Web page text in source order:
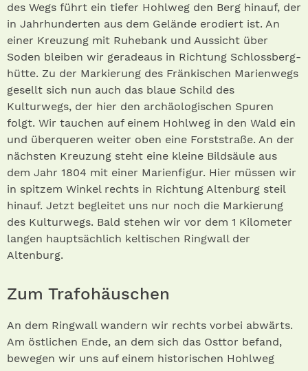
des Wegs führt ein tiefer Hohlweg den Berg hinauf, der
in Jahrhunderten aus dem Gelände erodiert ist. An
einer Kreuzung mit Ruhebank und Aussicht über
Soden bleiben wir geradeaus in Richtung Schlossberg­
hütte. Zu der Markierung des Fränkischen Marienwegs
gesellt sich nun auch das blaue Schild des
Kulturwegs, der hier den archäologischen Spuren
folgt. Wir tauchen auf einem Hohlweg in den Wald ein
und überqueren weiter oben eine Forststraße. An der
nächsten Kreuzung steht eine kleine Bildsäule aus
dem Jahr 1804 mit einer Marienfigur. Hier müssen wir
in spitzem Winkel rechts in Richtung Altenburg steil
hinauf. Jetzt begleitet uns nur noch die Markierung
des Kulturwegs. Bald stehen wir vor dem 1 Kilometer
langen hauptsächlich keltischen Ringwall der
Altenburg.
Zum Trafohäuschen
An dem Ringwall wandern wir rechts vorbei abwärts.
Am östlichen Ende, an dem sich das Osttor befand,
bewegen wir uns auf einem historischen Hohlweg